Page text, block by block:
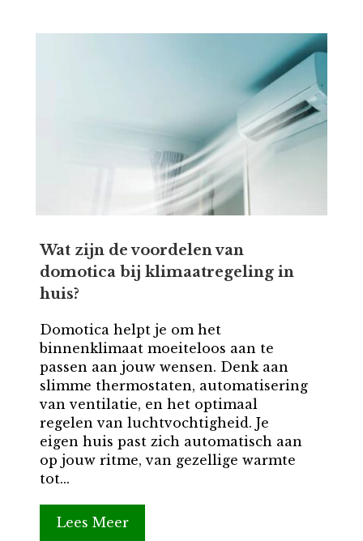
Wat zijn de voordelen van
domotica bij klimaatregeling in
huis?
Domotica helpt je om het
binnenklimaat moeiteloos aan te
passen aan jouw wensen. Denk aan
slimme thermostaten, automatisering
van ventilatie, en het optimaal
regelen van luchtvochtigheid. Je
eigen huis past zich automatisch aan
op jouw ritme, van gezellige warmte
tot...
Lees Meer